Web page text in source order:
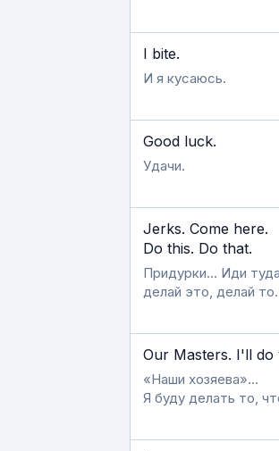
I bite.
И я кусаюсь.
Good luck.
Удачи.
Jerks. Come here.
Do this. Do that.
Придурки… Иди
делай это, делай то.
Our Masters. I'll do
«Наши хозяева»…
Я буду делать то,